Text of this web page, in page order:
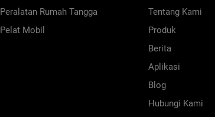
Peralatan Rumah Tangga
Pelat Mobil
Tentang Kami
Produk
Berita
Aplikasi
Blog
Hubungi Kami